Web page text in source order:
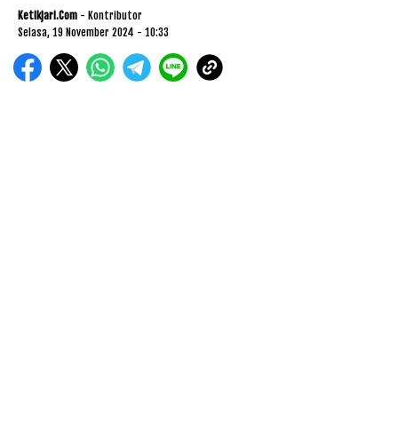
Ketikjari.com - Kontributor
Selasa, 19 November 2024 - 10:33